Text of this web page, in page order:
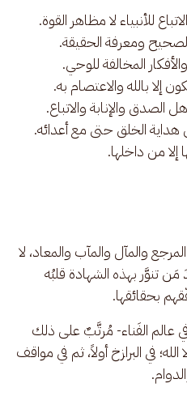
للأنبياء لا مظاهر القوة.
ومعرفة الحقيقة.
المخالفة للوحي.
إلا بالله والاعتصام به.
الصدق والإنابة والاتباع.
الخلق حتى مع أعدائه.
من داخلها.
والمآل والمآب والمعاد، لا
تنوَّر بهذه الشهادة قلبُه
بحقائقها.
عالم الفَناء- مُرتَّبٌ على ذلك
في البرازخ أولاً، ثم في مواقف